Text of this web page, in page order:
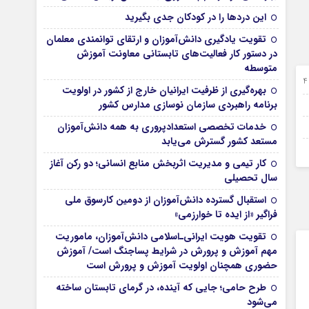
24 شهریور 1403
این درد‌ها را در کودکان جدی بگیرید
تقویت یادگیری دانش‌آموزان و ارتقای توانمندی معلمان
در دستور کار فعالیت‌های تابستانی معاونت آموزش
متوسطه
بهره‌گیری از ظرفیت ایرانیان خارج از کشور در اولویت
برنامه راهبردی سازمان نوسازی مدارس کشور
خدمات تخصصی استعدادپروری به همه دانش‌آموزان
مستعد کشور گسترش می‌یابد
کار تیمی و مدیریت اثربخش منابع انسانی؛ دو رکن آغاز
سال تحصیلی
استقبال گسترده دانش‌آموزان از دومین کارسوق ملی
فراگیر «از ایده تا خوارزمی»
تقویت هویت ایرانی‌ـ‌اسلامی دانش‌آموزان، ماموریت
مهم آموزش و پرورش در شرایط پساجنگ است/ آموزش
حضوری همچنان اولویت آموزش و پرورش است
طرح حامی؛ جایی که آینده، در گرمای تابستان ساخته
می‌شود